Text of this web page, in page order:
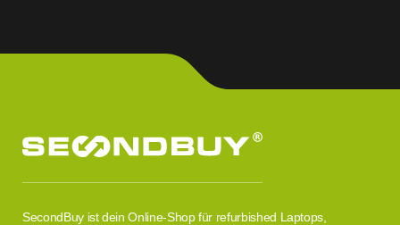
SecondBuy ist dein Online-Shop für refurbished Laptops,